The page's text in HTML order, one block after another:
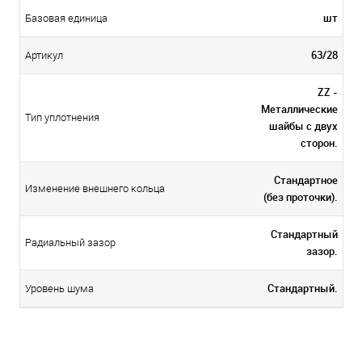
Базовая единица шт
Артикул 63/28
Тип уплотнения
ZZ -
Металлические
шайбы с двух
сторон.
Изменение внешнего кольца
Стандартное
(без проточки).
Радиальный зазор
Стандартный
зазор.
Уровень шума Стандартный.